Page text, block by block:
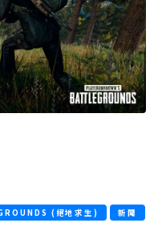
(絕地求生)
新聞